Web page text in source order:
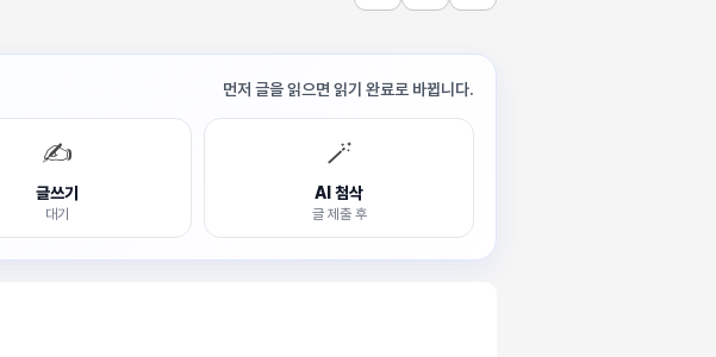
먼저 글을 읽으면 읽기 완료로 바뀝니다.
✍️
글쓰기
대기
🪄
AI 첨삭
글 제출 후